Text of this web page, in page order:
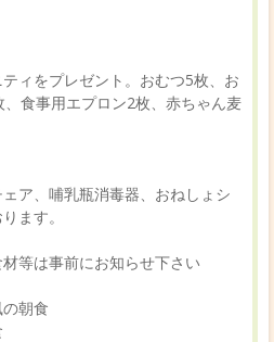
ィをプレゼント。おむつ5枚、お
食事用エプロン2枚、赤ちゃん麦
ア、哺乳瓶消毒器、おねしょシ
ます。
等は事前にお知らせ下さい
朝食